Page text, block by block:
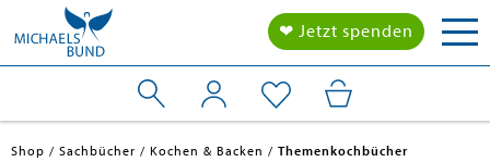
❤ Jetzt spenden
Shop Sachbücher Kochen & Backen Themenkochbücher